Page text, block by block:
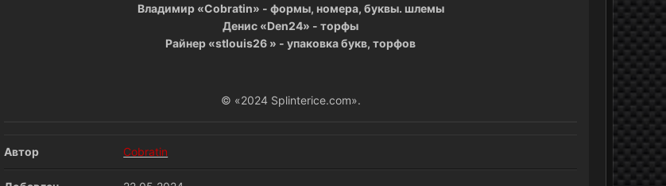
Владимир «Cobratin» - формы, номера, буквы. шлемы
Денис «Den24» - торфы
Райнер «stlouis26 » - упаковка букв, торфов
© «2024 Splinterice.com».
Автор Cobratin